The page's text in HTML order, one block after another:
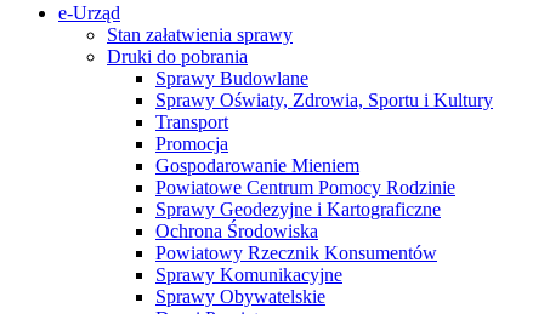
e-Urząd
Stan załatwienia sprawy
Druki do pobrania
Sprawy Budowlane
Sprawy Oświaty, Zdrowia, Sportu i Kultury
Transport
Promocja
Gospodarowanie Mieniem
Powiatowe Centrum Pomocy Rodzinie
Sprawy Geodezyjne i Kartograficzne
Ochrona Środowiska
Powiatowy Rzecznik Konsumentów
Sprawy Komunikacyjne
Sprawy Obywatelskie